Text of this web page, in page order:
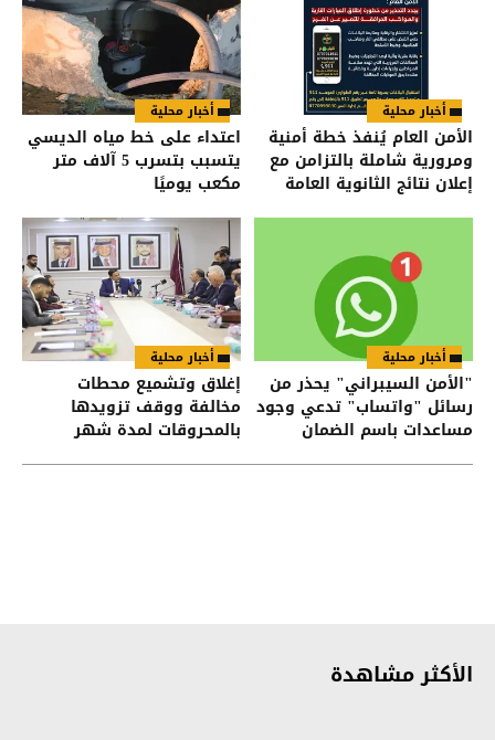
أخبار محلية
الأمن العام يُنفذ خطة أمنية
ومرورية شاملة بالتزامن مع
إعلان نتائج الثانوية العامة
أخبار محلية
اعتداء على خط مياه الديسي
يتسبب بتسرب 5 آلاف متر
مكعب يوميًا
أخبار محلية
"الأمن السيبراني" يحذر من
رسائل "واتساب" تدعي وجود
مساعدات باسم الضمان
أخبار محلية
إغلاق وتشميع محطات
مخالفة ووقف تزويدها
بالمحروقات لمدة شهر
الأكثر مشاهدة